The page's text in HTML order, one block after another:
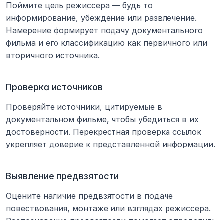
Поймите цель режиссера — будь то
информирование, убеждение или развлечение.
Намерение формирует подачу документального
фильма и его классификацию как первичного или
вторичного источника.
Проверка источников
Проверяйте источники, цитируемые в
документальном фильме, чтобы убедиться в их
достоверности. Перекрестная проверка ссылок
укрепляет доверие к представленной информации.
Выявление предвзятости
Оцените наличие предвзятости в подаче
повествования, монтаже или взглядах режиссера.